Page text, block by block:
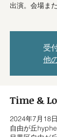
出演。会場ま
受
他
Time &
2024年7月18
自由が丘